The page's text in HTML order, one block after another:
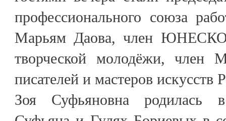
профессионального союза
Марьям Даова, член ЮНЕСКО,
творческой молодёжи, член
писателей и мастеров искусств
Зоя Суфьяновна родилась